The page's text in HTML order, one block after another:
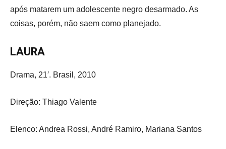
após matarem um adolescente negro desarmado. As
coisas, porém, não saem como planejado.
LAURA
Drama, 21′. Brasil, 2010
Direção: Thiago Valente
Elenco: Andrea Rossi, André Ramiro, Mariana Santos